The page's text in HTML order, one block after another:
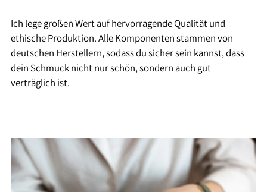
Ich lege großen Wert auf hervorragende Qualität und
ethische Produktion. Alle Komponenten stammen von
deutschen Herstellern, sodass du sicher sein kannst, dass
dein Schmuck nicht nur schön, sondern auch gut
verträglich ist.